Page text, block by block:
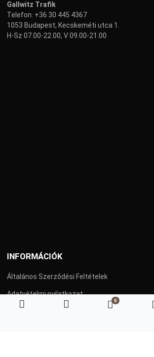
Kedvenc
0
Gallwitz Trafik
Telefon: +36 30 445 4367
1053 Budapest, Kecskeméti utca 1.
H-Sz 07.00-22.00, V 09.00-21.00
INFORMÁCIÓK
Általános Szerződési Feltételek
Adatvételmi nyilatkozat